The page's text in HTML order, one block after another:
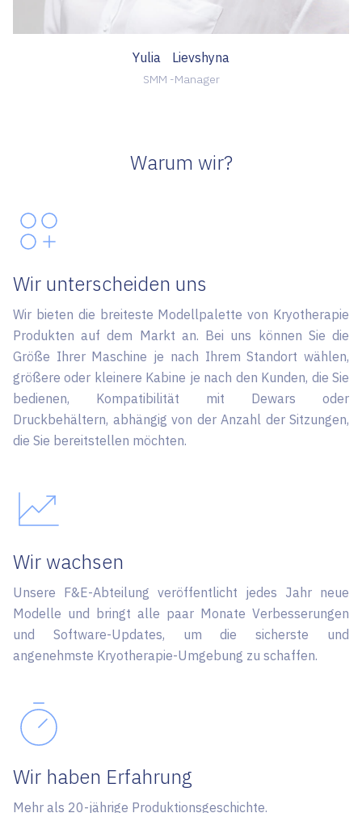
Yulia Lievshyna
SMM -Manager
Warum wir?
Wir unterscheiden uns
Wir bieten die breiteste Modellpalette von Kryotherapie
Produkten auf dem Markt an. Bei uns können Sie die
Größe Ihrer Maschine je nach Ihrem Standort wählen,
größere oder kleinere Kabine je nach den Kunden, die Sie
bedienen, Kompatibilität mit Dewars oder
Druckbehältern, abhängig von der Anzahl der Sitzungen,
die Sie bereitstellen möchten.
Wir wachsen
Unsere F&E-Abteilung veröffentlicht jedes Jahr neue
Modelle und bringt alle paar Monate Verbesserungen
und Software-Updates, um die sicherste und
angenehmste Kryotherapie-Umgebung zu schaffen.
Wir haben Erfahrung
Mehr als 20-jährige Produktionsgeschichte.